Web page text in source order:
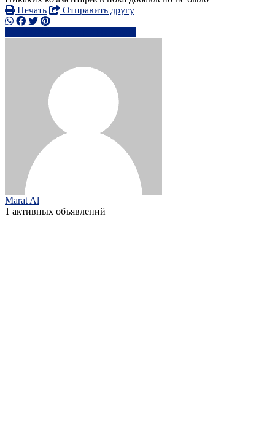
Печать
Отправить другу
Marat Al
1 активных объявлений